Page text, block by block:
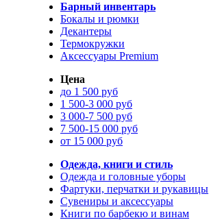
Барный инвентарь
Бокалы и рюмки
Декантеры
Термокружки
Аксессуары Premium
Цена
до 1 500 руб
1 500-3 000 руб
3 000-7 500 руб
7 500-15 000 руб
от 15 000 руб
Одежда, книги и стиль
Одежда и головные уборы
Фартуки, перчатки и рукавицы
Сувениры и аксессуары
Книги по барбекю и винам